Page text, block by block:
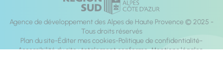
Agence de développement des Alpes de Haute Provence © 2025 -
Tous droits réservés
Plan du site Éditer mes cookies Politique de confidentialité
Accessibilité du site : totalement conforme Mentions légales